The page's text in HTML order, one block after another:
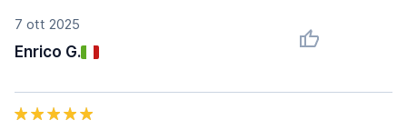
7 ott 2025
Enrico G.